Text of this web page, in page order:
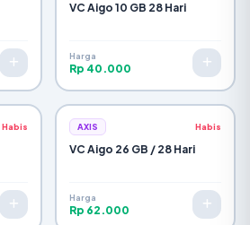
VC Aigo 10 GB 28 Hari
Harga
Rp 40.000
Habis AXIS Habis
VC Aigo 26 GB / 28 Hari
Harga
Rp 62.000